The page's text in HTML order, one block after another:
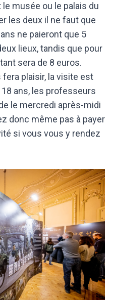
musée ou le palais du
les deux il ne faut que
ne paieront que 5
lieux, tandis que pour
sera de 8 euros.
plaisir, la visite est
ans, les professeurs
le mercredi après-midi
donc même pas à payer
si vous vous y rendez